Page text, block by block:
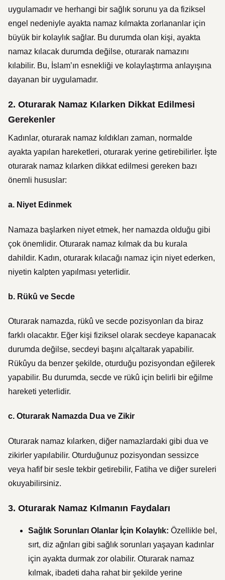
uygulamadır ve herhangi bir sağlık sorunu ya da fiziksel
engel nedeniyle ayakta namaz kılmakta zorlananlar için
büyük bir kolaylık sağlar. Bu durumda olan kişi, ayakta
namaz kılacak durumda değilse, oturarak namazını
kılabilir. Bu, İslam’ın esnekliği ve kolaylaştırma anlayışına
dayanan bir uygulamadır.
2. Oturarak Namaz Kılarken Dikkat Edilmesi
Gerekenler
Kadınlar, oturarak namaz kıldıkları zaman, normalde
ayakta yapılan hareketleri, oturarak yerine getirebilirler. İşte
oturarak namaz kılarken dikkat edilmesi gereken bazı
önemli hususlar:
a. Niyet Edinmek
Namaza başlarken niyet etmek, her namazda olduğu gibi
çok önemlidir. Oturarak namaz kılmak da bu kurala
dahildir. Kadın, oturarak kılacağı namaz için niyet ederken,
niyetin kalpten yapılması yeterlidir.
b. Rükû ve Secde
Oturarak namazda, rükû ve secde pozisyonları da biraz
farklı olacaktır. Eğer kişi fiziksel olarak secdeye kapanacak
durumda değilse, secdeyi başını alçaltarak yapabilir.
Rükûyu da benzer şekilde, oturduğu pozisyondan eğilerek
yapabilir. Bu durumda, secde ve rükû için belirli bir eğilme
hareketi yeterlidir.
c. Oturarak Namazda Dua ve Zikir
Oturarak namaz kılarken, diğer namazlardaki gibi dua ve
zikirler yapılabilir. Oturduğunuz pozisyondan sessizce
veya hafif bir sesle tekbir getirebilir, Fatiha ve diğer sureleri
okuyabilirsiniz.
3. Oturarak Namaz Kılmanın Faydaları
Sağlık Sorunları Olanlar İçin Kolaylık: Özellikle bel,
sırt, diz ağrıları gibi sağlık sorunları yaşayan kadınlar
için ayakta durmak zor olabilir. Oturarak namaz
kılmak, ibadeti daha rahat bir şekilde yerine